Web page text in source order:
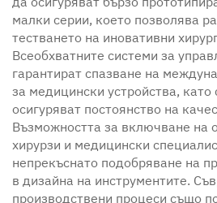
малки серии, което позволява
тестването на иновативни
Всеобхватните системи за
гарантират спазване на
за медицински устройства,
осигуряват постоянство на
Възможността за включване на
хирурзи и медицински
непрекъснато подобряване на
в дизайна на инструментите.
производствени процеси също